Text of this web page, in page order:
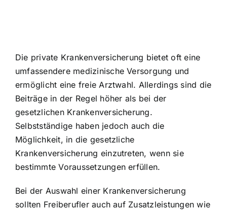
Die private Krankenversicherung bietet oft eine
umfassendere medizinische Versorgung und
ermöglicht eine freie Arztwahl. Allerdings sind die
Beiträge in der Regel höher als bei der
gesetzlichen Krankenversicherung.
Selbstständige haben jedoch auch die
Möglichkeit, in die gesetzliche
Krankenversicherung einzutreten, wenn sie
bestimmte Voraussetzungen erfüllen.
Bei der Auswahl einer Krankenversicherung
sollten Freiberufler auch auf Zusatzleistungen wie